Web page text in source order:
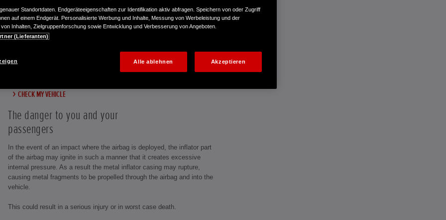
Take immediate action
CHECK MY VEHICLE
The danger to you and your
passengers
In the event of an impact where the airbag is deployed, the inflator part
of the airbag may ignite in such a manner that it creates excessive
internal pressure. As a result the metal inflator casing may rupture,
causing metal fragments to be propelled through the airbag and into the
vehicle.
This could result in a serious injury or in worst case death.
Standortdaten. Endgeräteeigenschaften zur Identifikation aktiv abfragen. Speichern von oder Zugriff
auf einem Endgerät. Personalisierte Werbung und Inhalte, Messung von Werbeleistung und der
Inhalten, Zielgruppenforschung sowie Entwicklung und Verbesserung von Angeboten.
(Lieferanten)
Alle ablehnen Akzeptieren